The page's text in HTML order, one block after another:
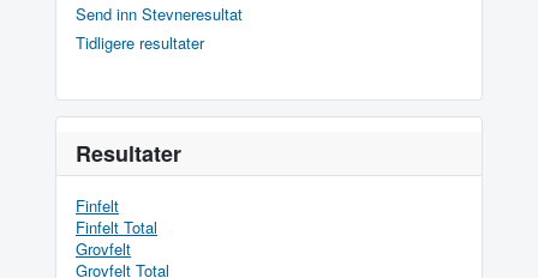
Send inn Stevneresultat
Tidligere resultater
Resultater
Finfelt
Finfelt Total
Grovfelt
Grovfelt Total